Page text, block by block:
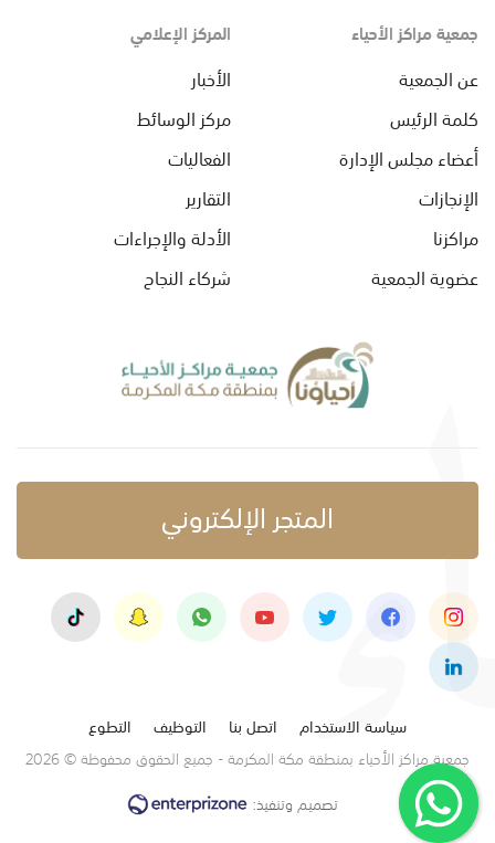
جمعية مراكز الأحياء
عن الجمعية
كلمة الرئيس
أعضاء مجلس الإدارة
الإنجازات
مراكزنا
عضوية الجمعية
المركز الإعلامي
الأخبار
مركز الوسائط
الفعاليات
التقارير
الأدلة والإجراءات
شركاء النجاح
المتجر الإلكتروني
سياسة الاستخدام اتصل بنا التوظيف
التطوع
جمعية مراكز الأحياء بمنطقة مكة المكرمة - جميع الحقوق محفوظة © 2026
تصميم وتنفيذ: